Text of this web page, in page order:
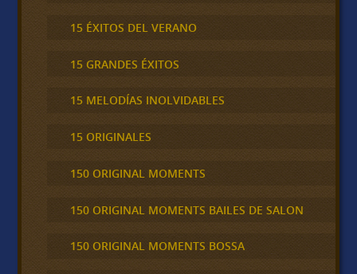
15 ÉXITOS DEL VERANO
15 GRANDES ÉXITOS
15 MELODÍAS INOLVIDABLES
15 ORIGINALES
150 ORIGINAL MOMENTS
150 ORIGINAL MOMENTS BAILES DE SALON
150 ORIGINAL MOMENTS BOSSA